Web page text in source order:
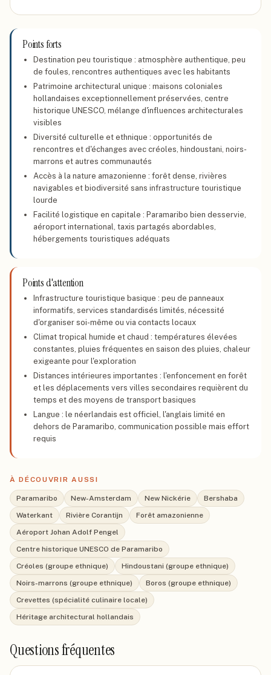
Points forts
Destination peu touristique : atmosphère authentique, peu
de foules, rencontres authentiques avec les habitants
Patrimoine architectural unique : maisons coloniales
hollandaises exceptionnellement préservées, centre
historique UNESCO, mélange d'influences architecturales
visibles
Diversité culturelle et ethnique : opportunités de
rencontres et d'échanges avec créoles, hindoustani, noirs-
marrons et autres communautés
Accès à la nature amazonienne : forêt dense, rivières
navigables et biodiversité sans infrastructure touristique
lourde
Facilité logistique en capitale : Paramaribo bien desservie,
aéroport international, taxis partagés abordables,
hébergements touristiques adéquats
Points d'attention
Infrastructure touristique basique : peu de panneaux
informatifs, services standardisés limités, nécessité
d'organiser soi-même ou via contacts locaux
Climat tropical humide et chaud : températures élevées
constantes, pluies fréquentes en saison des pluies, chaleur
exigeante pour l'exploration
Distances intérieures importantes : l'enfoncement en forêt
et les déplacements vers villes secondaires requièrent du
temps et des moyens de transport basiques
Langue : le néerlandais est officiel, l'anglais limité en
dehors de Paramaribo, communication possible mais effort
requis
À DÉCOUVRIR AUSSI
Paramaribo New-Amsterdam New Nickérie
Bershaba
Waterkant
Rivière Corantijn
Forêt amazonienne
Aéroport Johan Adolf Pengel
Centre historique UNESCO de Paramaribo
Créoles (groupe ethnique)
Hindoustani (groupe ethnique)
Noirs-marrons (groupe ethnique)
Boros (groupe ethnique)
Crevettes (spécialité culinaire locale)
Héritage architectural hollandais
Questions fréquentes